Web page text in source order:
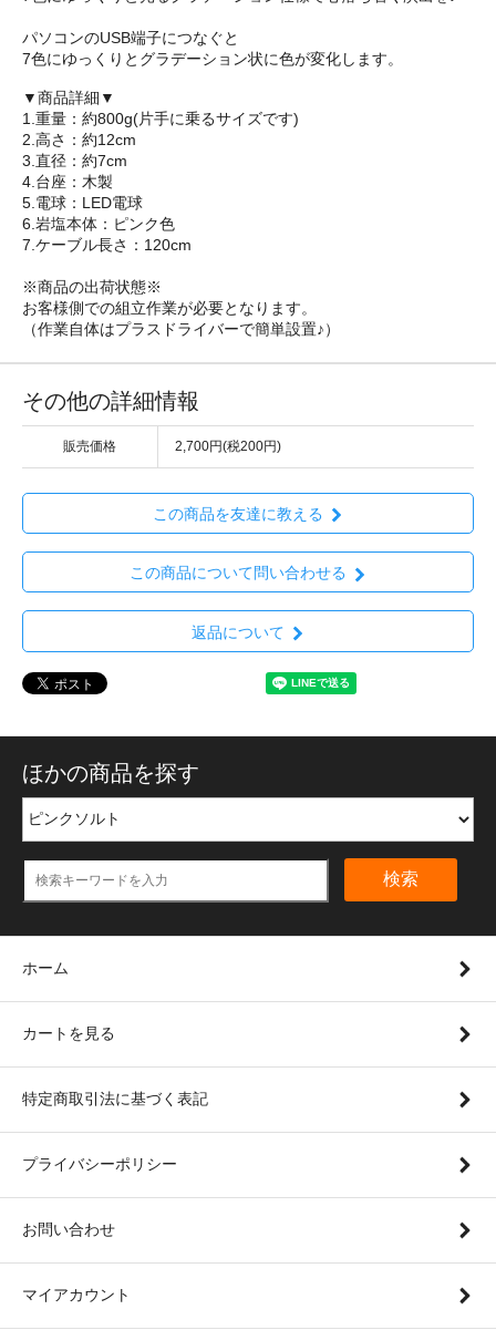
パソコンのUSB端子につなぐと
7色にゆっくりとグラデーション状に色が変化します。
▼商品詳細▼
1.重量：約800g(片手に乗るサイズです)
2.高さ：約12cm
3.直径：約7cm
4.台座：木製
5.電球：LED電球
6.岩塩本体：ピンク色
7.ケーブル長さ：120cm
※商品の出荷状態※
お客様側での組立作業が必要となります。
（作業自体はプラスドライバーで簡単設置♪）
その他の詳細情報
販売価格 2,700円(税200円)
この商品を友達に教える
この商品について問い合わせる
返品について
ほかの商品を探す
検索
ホーム
カートを見る
特定商取引法に基づく表記
プライバシーポリシー
お問い合わせ
マイアカウント